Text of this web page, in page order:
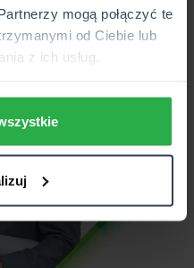
mogą połączyć te
od Ciebie lub
z ich usług.